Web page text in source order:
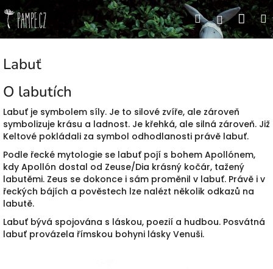
Přejít
na
obsah
Hledat
Labuť
O labutích
Labuť je symbolem síly. Je to silové zvíře, ale zároveň
symbolizuje krásu a ladnost. Je křehká, ale silná zároveň. Již
Keltové pokládali za symbol odhodlanosti právě labuť.
Podle řecké mytologie se labuť pojí s bohem Apollónem,
kdy Apollón dostal od Zeuse/Dia krásný kočár, tažený
labutěmi. Zeus se dokonce i sám proměnil v labuť. Právě i v
řeckých bájích a pověstech lze nalézt několik odkazů na
labutě.
Labuť bývá spojována s láskou, poezií a hudbou. Posvátná
labuť provázela římskou bohyni lásky Venuši.